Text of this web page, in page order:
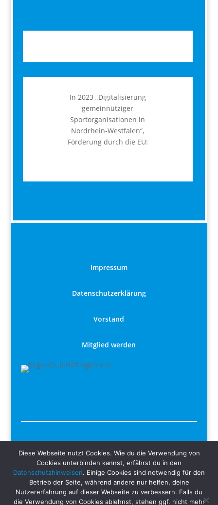
In 2023 „Digitalisierung
gemeinnütziger
Sportorganisationen in
Nordrhein-Westfalen“,
Förderung durch die EU:
Impressum
Datenschutzerklärung
Vorstand
Mitglied werden
Liebe Segelfreunde und Segelfreundinnen,
wir freuen uns, dass ihr euch für den Segel-Club Hattingen
e.V. interessiert. Unabhängig, ob ihr männlich, weiblich oder
divers seid, schreiben wir aus Gründen der besseren
Lesbarkeit unsere Artikel für euch in der männlichen Form,
Diese Webseite nutzt Cookies. Wie du die Verwendung von
Cookies unterbinden kannst, erfährst du in den
Datenschutzhinweisen. Einige Cookies sind notwendig für den
Betrieb der Seite, während andere nur helfen, deine
Nutzererfahrung auf dieser Webseite zu verbessern. Falls du
die Verwendung von Cookies ablehnst, stehen ggf. nicht mehr